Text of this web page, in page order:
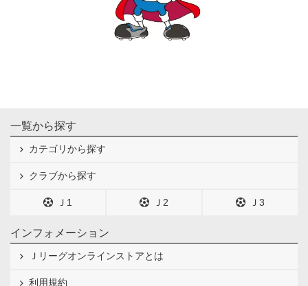
一覧から探す
カテゴリから探す
クラブから探す
Ｊ1 Ｊ2 Ｊ3
インフォメーション
Ｊリーグオンラインストアとは
利用規約